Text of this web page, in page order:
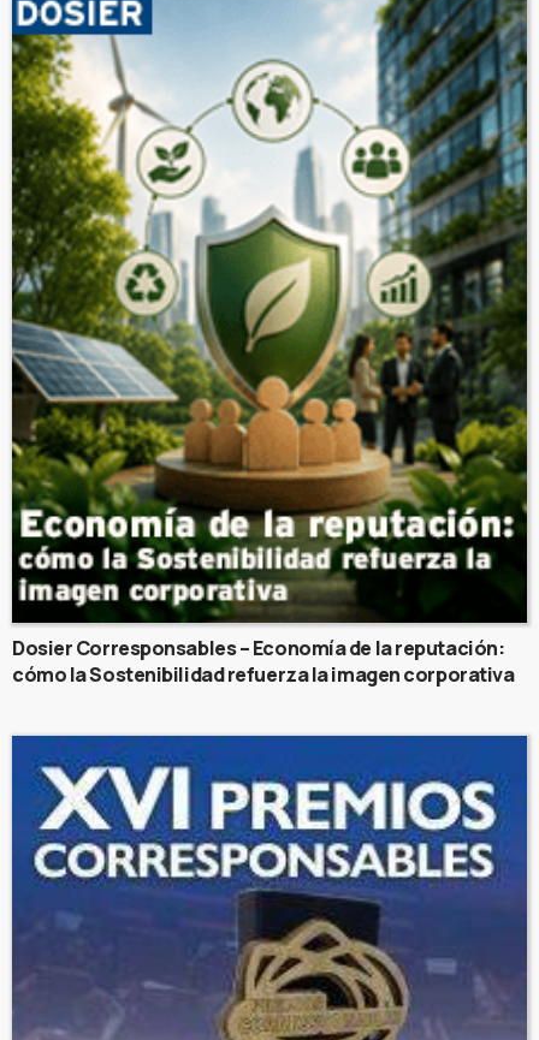
Dosier Corresponsables – Economía de la reputación:
cómo la Sostenibilidad refuerza la imagen corporativa